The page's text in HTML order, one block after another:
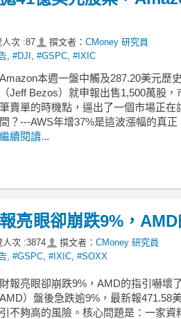
人次 :87 撰文者： CMoney 研究員
#DJI #GSPC #IXIC
Amazon本週一盤中觸及287.20美元歷
（Jeff Bezos）就申報出售1,500萬股
筆賣單的時機點，逼出了一個市場正
間？---AWS年增37%是這波漲幅的真正
繼續閱讀...
亮眼卻崩跌9%，
人次 :3874 撰文者： CMoney 研究員
#GSPC #IXIC #SOXX
財報亮眼卻崩跌9%，AMD的指引嚇壞
AMD）盤後急跌逾9%，最新報471.58
引不夠高的風險。核心問題是：一家